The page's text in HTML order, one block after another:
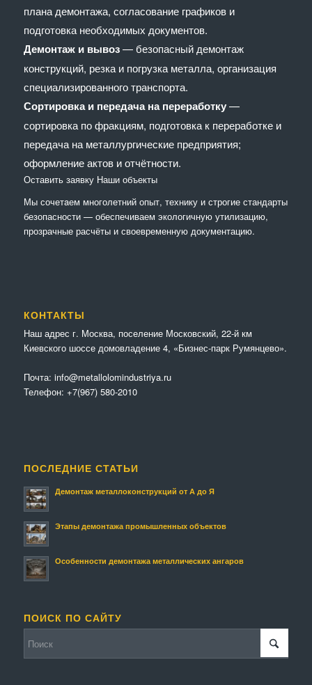
плана демонтажа, согласование графиков и
подготовка необходимых документов.
Демонтаж и вывоз— безопасный демонтаж
конструкций, резка и погрузка металла, организация
специализированного транспорта.
Сортировка и передача на переработку—
сортировка по фракциям, подготовка к переработке и
передача на металлургические предприятия;
оформление актов и отчётности.
Оставить заявку Наши объекты
Мы сочетaем многолетний опыт, технику и строгие стандарты
безопасности — обеспечиваем экологичную утилизацию,
прозрачные расчёты и своевременную документацию.
КОНТАКТЫ
Наш адрес г. Москва, поселение Московский, 22-й км
Киевского шоссе домовладение 4, «Бизнес-парк Румянцево».
Почта: info@metallolomindustriya.ru
Телефон: +7(967) 580-2010
ПОСЛЕДНИЕ СТАТЬИ
Демонтаж металлоконструкций от А до Я
Этапы демонтажа промышленных объектов
Особенности демонтажа металлических ангаров
ПОИСК ПО САЙТУ